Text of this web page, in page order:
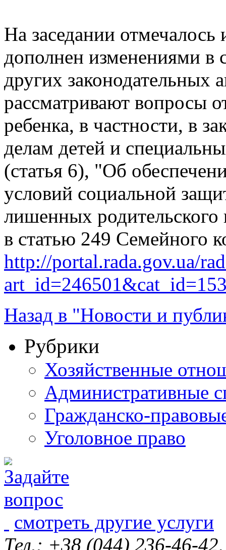
На заседании
дополнен изменениями в
других законодательных
рассматривают вопросы
ребенка, в частности, в
делам детей и
(статья 6), "Об
условий социальной
лишенных родительского
в статью 249 Семейного
http://portal.rada.gov.ua/
Назад в "Новости и
Рубрики
Хозяйственные
Административные
Гражданско-
Уголовное право
смотреть другие услуги
Тел.: +38 (044) 236-46-